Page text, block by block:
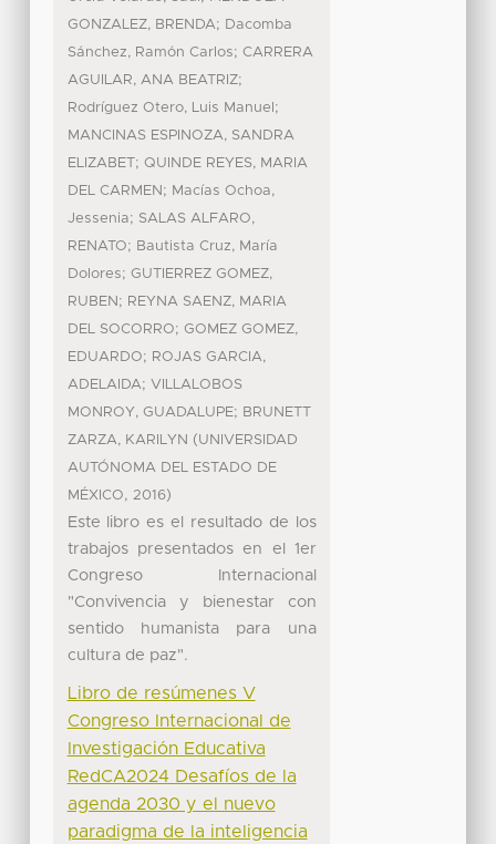
GONZALEZ, BRENDA; Dacomba
Sánchez, Ramón Carlos; CARRERA
AGUILAR, ANA BEATRIZ;
Rodríguez Otero, Luis Manuel ;
MANCINAS ESPINOZA, SANDRA
ELIZABET; QUINDE REYES, MARIA
DEL CARMEN ; Macías Ochoa,
Jessenia; SALAS ALFARO,
RENATO; Bautista Cruz, María
Dolores; GUTIERREZ GOMEZ,
RUBEN ; REYNA SAENZ, MARIA
DEL SOCORRO; GOMEZ GOMEZ,
EDUARDO; ROJAS GARCIA,
ADELAIDA; VILLALOBOS
MONROY, GUADALUPE; BRUNETT
ZARZA, KARILYN (UNIVERSIDAD
AUTÓNOMA DEL ESTADO DE
MÉXICO, 2016)
Este libro es el resultado de los
trabajos presentados en el 1er
Congreso Internacional
"Convivencia y bienestar con
sentido humanista para una
cultura de paz".
Libro de resúmenes V
Congreso Internacional de
Investigación Educativa
RedCA2024 Desafíos de la
agenda 2030 y el nuevo
paradigma de la inteligencia